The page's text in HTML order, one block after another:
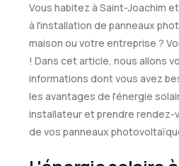
Vous habitez à Saint-Joachim
à l'installation de panneaux
maison ou votre entreprise ?
! Dans cet article, nous allons
informations dont vous avez
les avantages de l'énergie
installateur et prendre rendez-
de vos panneaux